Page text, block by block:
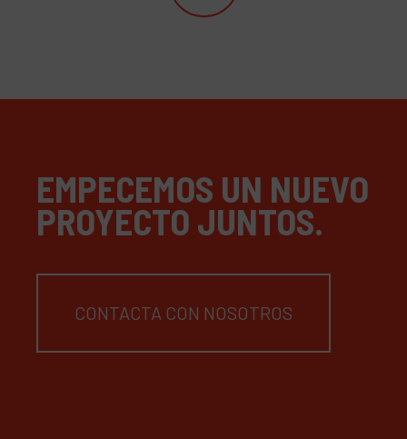
EMPECEMOS UN NUEVO
PROYECTO JUNTOS.
CONTACTA CON NOSOTROS